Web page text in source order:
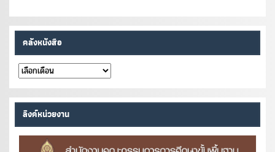
คลังหนังสือ
คลัง
หนังสือ
ลิงค์หน่วยงาน